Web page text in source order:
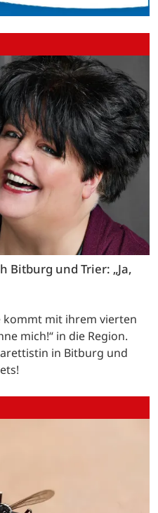
Bitburg und Trier: „Ja,
kommt mit ihrem vierten
mich!“ in die Region.
in Bitburg und